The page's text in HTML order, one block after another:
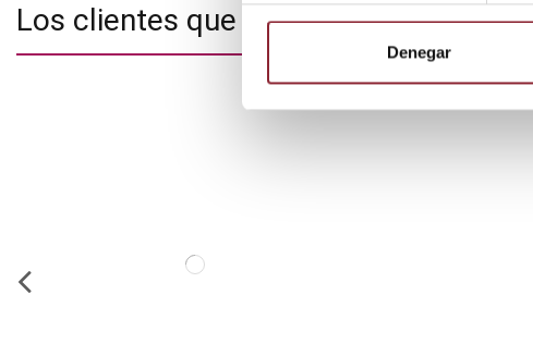
Denegar
Los clientes que adquirieron este